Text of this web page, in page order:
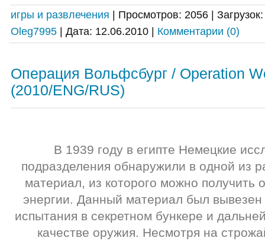
игры и развлечения | Просмотров: 2056 | Загрузок:
Oleg7995 | Дата: 12.06.2010 | Комментарии (0)
Операция Вольфсбург / Operation
(2010/ENG/RUS)
В 1939 году в египте Немецкие
подразделения обнаружили в одной из
материал, из которого можно получить
энергии. Данный материал был
испытания в секретном бункере и
качестве оружия. Несмотря на